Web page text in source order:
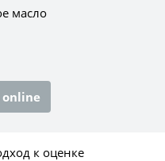
масло
online
к оценке